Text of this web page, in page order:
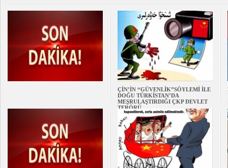
ÇİN’İN “GÜVENLİK”SÖYLEMİ İLE
DOĞU TÜRKİSTAN’DA
MEŞRULAŞTIRDIĞI ÇKP DEVLET
TERÖRÜ